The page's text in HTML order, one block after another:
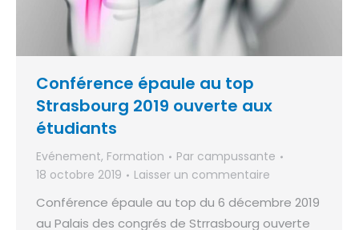
Conférence épaule au top
Strasbourg 2019 ouverte aux
étudiants
Evénement, Formation Par campussante
18 octobre 2019
Laisser un commentaire
Conférence épaule au top du 6 décembre 2019
au Palais des congrés de Strrasbourg ouverte